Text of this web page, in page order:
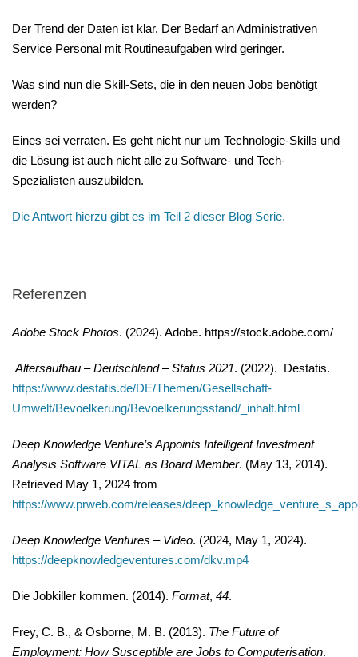
Der Trend der Daten ist klar. Der Bedarf an Administrativen
Service Personal mit Routineaufgaben wird geringer.
Was sind nun die Skill-Sets, die in den neuen Jobs benötigt
werden?
Eines sei verraten. Es geht nicht nur um Technologie-Skills und
die Lösung ist auch nicht alle zu Software- und Tech-
Spezialisten auszubilden.
Die Antwort hierzu gibt es im Teil 2 dieser Blog Serie.
Referenzen
Adobe Stock Photos. (2024). Adobe. https://stock.adobe.com/
Altersaufbau – Deutschland – Status 2021. (2022). Destatis.
https://www.destatis.de/DE/Themen/Gesellschaft-
Umwelt/Bevoelkerung/Bevoelkerungsstand/_inhalt.html
Deep Knowledge Venture’s Appoints Intelligent Investment
Analysis Software VITAL as Board Member. (May 13, 2014).
Retrieved May 1, 2024 from
https://www.prweb.com/releases/
Deep Knowledge Ventures – Video. (2024, May 1, 2024).
https://deepknowledgeventures.com/dkv.mp4
Die Jobkiller kommen. (2014). Format, 44.
Frey, C. B., & Osborne, M. B. (2013). The Future of
Employment: How Susceptible are Jobs to Computerisation.